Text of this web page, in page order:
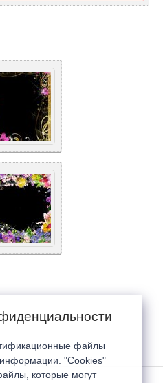
файлы
"Cookies"
которые могут